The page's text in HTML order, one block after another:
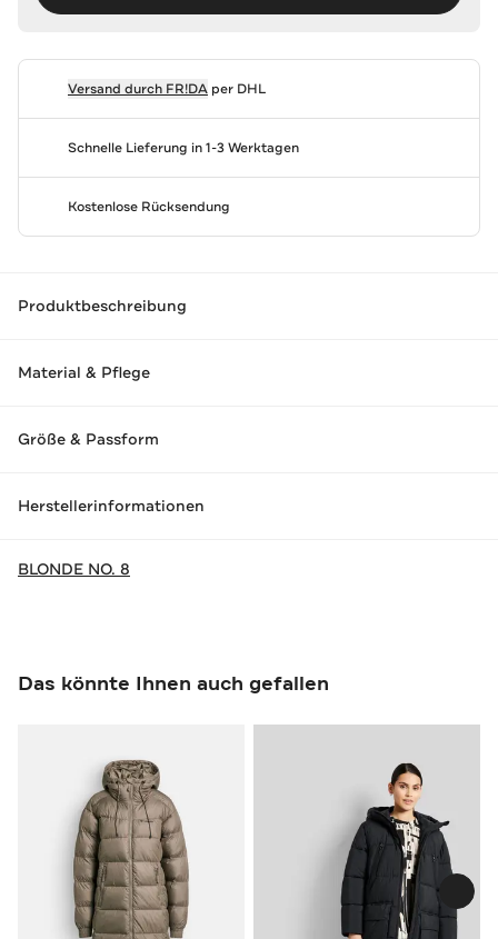
Versand durch FR!DAper DHL
Schnelle Lieferung in 1-3 Werktagen
Kostenlose Rücksendung
Produktbeschreibung
Material & Pflege
Größe & Passform
Herstellerinformationen
BLONDE NO. 8
Das könnte Ihnen auch gefallen